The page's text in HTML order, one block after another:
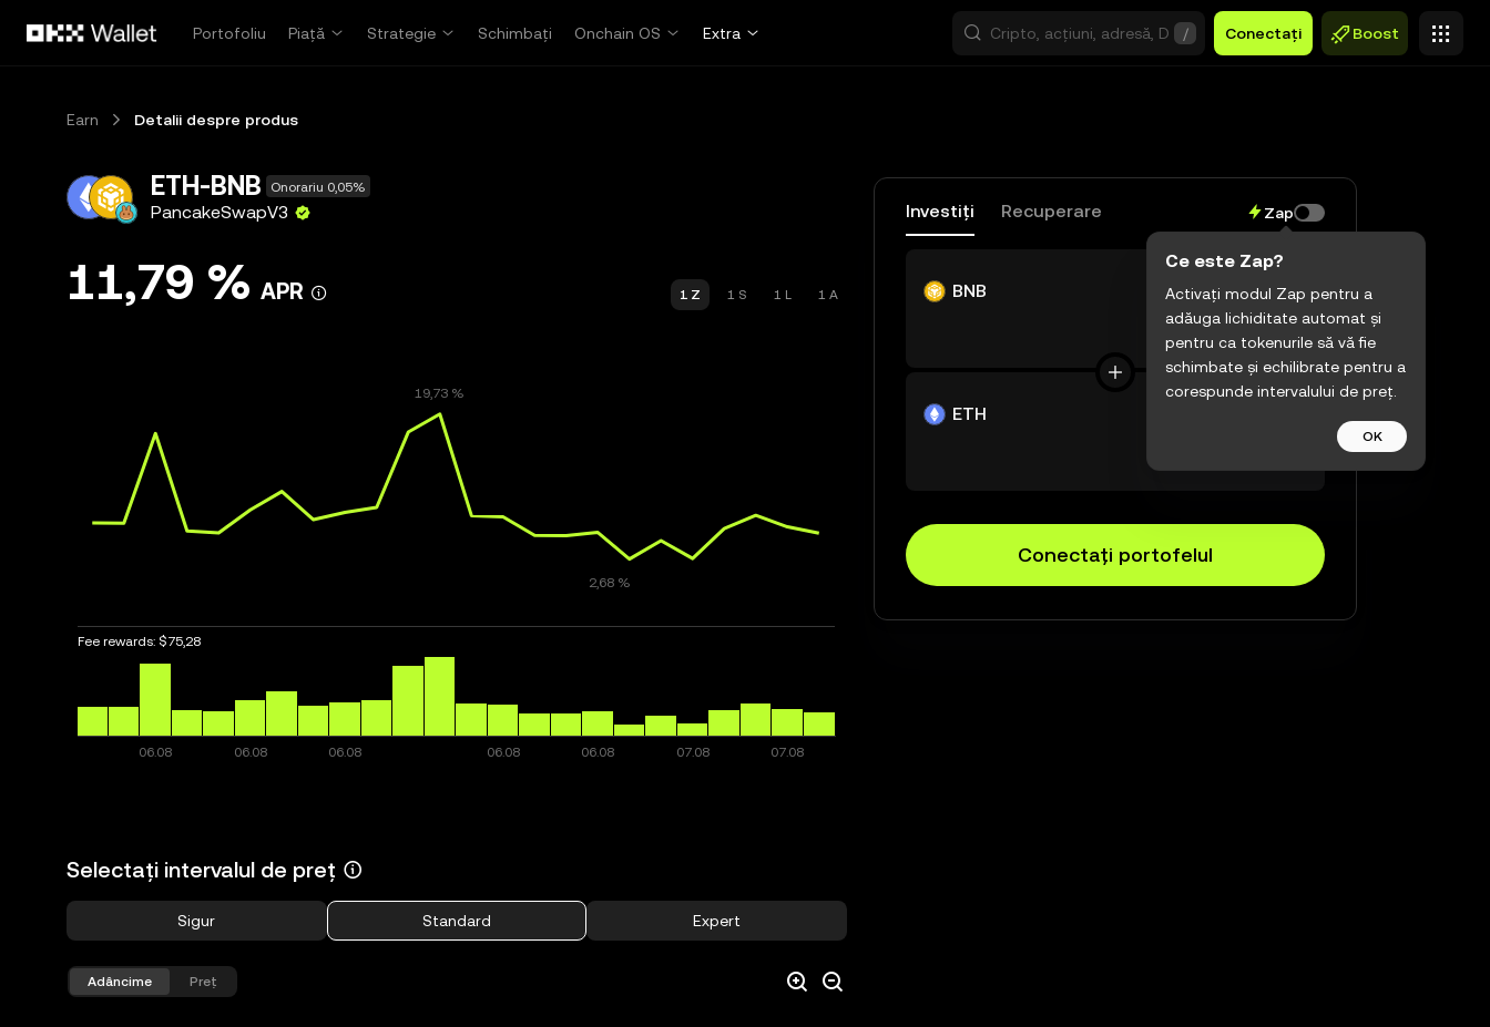
Portofoliu
Piață Strategie Schimbați Onchain OS Extra / Conectați Boost
Earn Detalii despre produs
ETH-BNB Onorariu 0,05%
PancakeSwapV3
11,79 % APR 1 Z 1 S 1 L 1 A
Fee rewards: $75,28
Selectați intervalul de preț
Sigur Standard Expert
Adâncime Preț
Investiți Recuperare Zap
BNB
$0,00
ETH
Conectați portofelul
Ce este Zap?
Activați modul Zap pentru a
adăuga lichiditate automat și
pentru ca tokenurile să vă fie
schimbate și echilibrate pentru a
corespunde intervalului de preț.
OK